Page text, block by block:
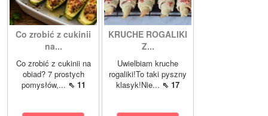
Co zrobić z cukinii
na...
Co zrobić z cukinii na
obiad? 7 prostych
pomysłów,... ⇖ 11
KRUCHE ROGALIKI
Z...
Uwielbiam kruche
rogaliki!To taki pyszny
klasyk!Nie... ⇖ 17